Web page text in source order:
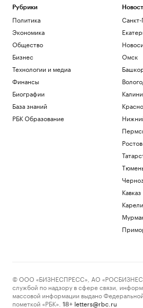
Политика
Рубрики
Политика
Экономика
Общество
Бизнес
Технологии и медиа
Финансы
Биографии
База знаний
РБК Образование
Омск
Кавказ
© ООО «БИЗНЕСПРЕСС», АО
службой по надзору в сфере связи,
массовой информации выдано
пометкой «РБК».
18+ letters@rbc.ru